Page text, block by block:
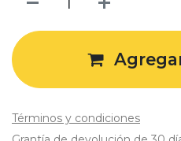
Términos y condiciones